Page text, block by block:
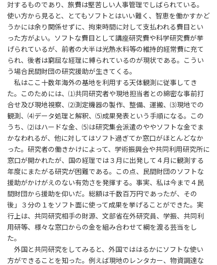
対するものであり、旅費は堅苦しい人事管理でしばられている。
使い方から見ると、とてもソフトとはいい難く、智恵を働かすかど
うかには余り関係せずに、拘束時間に対して支払われる費目とい
った方がよい。ソフトな費目として講座研究費や科学研究費が挙
げられているが、前者の大半は光熱水料等の維持的経常費に充て
られ、後者は窮屈な経理に縛られているのが現状である。こうい
う場合民間財団の研究援助が生きてくる。
私はここ十数年海外の基地を利用する天体観測に従事してき
た。このためには、⑴共同研究者や現地担当者との綿密な事前打
合せ及び現地視察、⑵測定機器の製作、整備、運搬、⑶現地での
観測、⑷データ処理と解釈、⑸成果発表という手順になる。この
うち、⑵はハードな金、⑸は研究集会派遣のややソフトな金でま
かなわれるが、他に対してはソフト過ぎてか窓口がほとんどなか
った。研究者の働きかけによって、学術振興会や共同利用研究所に
窓口が開かれたが、国の経理では３月に出発して４月に観測する
年度にまたがる研究が困難である。この点、民間財団のソフトな
援助がかけがえのない有効さを発揮する。事実、私は今まで４民
間財団から援助を仰いだ。総額は千数百万円であったが、その
後」３分の１をソフト面に使って成果を挙げることができた。実
行上は、共同研究相手の財源、文部省在外研究員、学振、共同利
用研等、様々な窓口からの金を組み合わせて綱を渡る芸当をし
た。
外国と共同研究をしてみると、外国でははるかにソフトな使い
方ができることを知った。例えば現地のレンタカー、物資調達な